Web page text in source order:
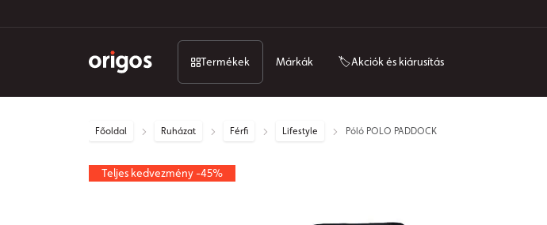
Termékek Márkák 🏷️Akciók és kiárusítás
Főoldal Ruházat Férfi Lifestyle Póló POLO PADDOCK
Teljes kedvezmény -45%